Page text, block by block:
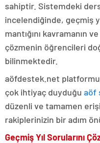
sahiptir. Sistemdeki
incelendiğinde, geçmiş
mantığını kavramanın
çözmenin öğrencileri
bilinmektedir.
aöfdestek.net
çok ihtiyaç duyduğu aöf
düzenli ve tamamen
rakiplerinizin bir adım
Geçmiş Yıl Sorularını